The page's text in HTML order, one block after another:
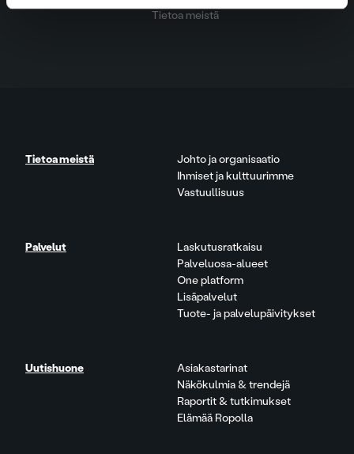
Tietoa meistä
Tietoa meistä
Johto ja organisaatio
Ihmiset ja kulttuurimme
Vastuullisuus
Palvelut
Laskutusratkaisu
Palveluosa-alueet
One platform
Lisäpalvelut
Tuote- ja palvelupäivitykset
Uutishuone
Asiakastarinat
Näkökulmia & trendejä
Raportit & tutkimukset
Elämää Ropolla